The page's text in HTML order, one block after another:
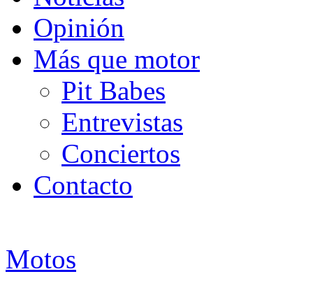
Opinión
Más que motor
Pit Babes
Entrevistas
Conciertos
Contacto
Motos